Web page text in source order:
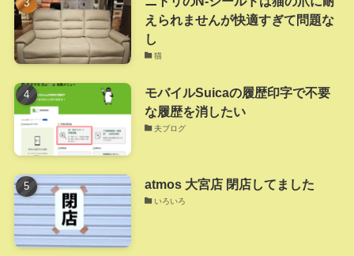
えられませんが快適すぎて問題な
し
猫
モバイルSuicaの履歴印字で不要
な履歴を消したい
夫ブログ
atmos 大宮店 閉店してました
いろいろ